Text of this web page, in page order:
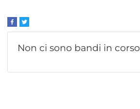
Non ci sono bandi in corso